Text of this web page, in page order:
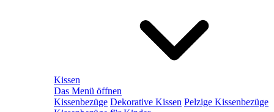
Kissen
Das Menü öffnen
Kissenbezüge Dekorative Kissen Pelzige Kissenbezüge